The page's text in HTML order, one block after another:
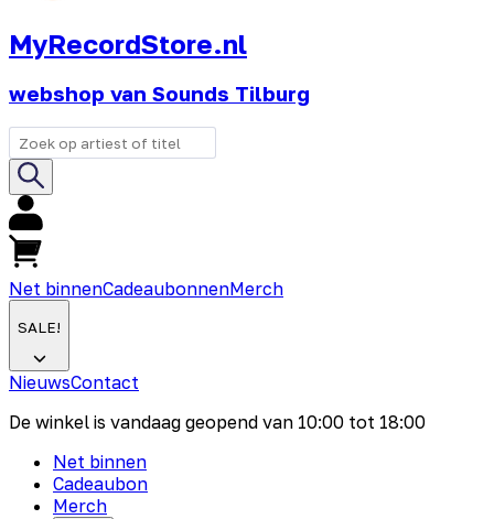
MyRecordStore.nl
webshop van Sounds Tilburg
Net binnenCadeaubonnenMerch
SALE!
NieuwsContact
De winkel is vandaag geopend van 10:00 tot 18:00
Net binnen
Cadeaubon
Merch